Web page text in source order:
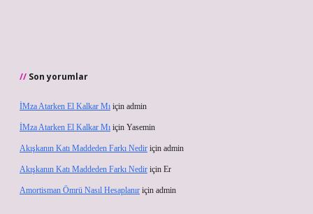
Son yorumlar
İMza Atarken El Kalkar Mı için admin
İMza Atarken El Kalkar Mı için Yasemin
Akışkanın Katı Maddeden Farkı Nedir için admin
Akışkanın Katı Maddeden Farkı Nedir için Er
Amortisman Ömrü Nasıl Hesaplanır için admin